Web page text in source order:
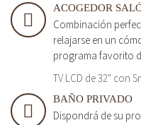
ACOGEDOR
Combinación
relajarse en un
programa favorito
TV LCD de 32" con
BAÑO PRIVADO
Dispondrá de su